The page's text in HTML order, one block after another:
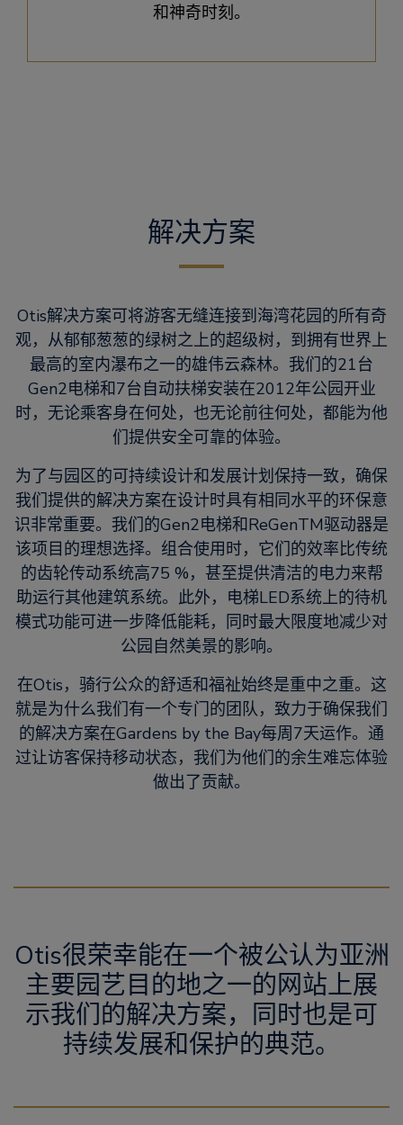
和神奇时刻。
解决方案
Otis解决方案可将游客无缝连接到海湾花园的所有奇
观，从郁郁葱葱的绿树之上的超级树，到拥有世界上
最高的室内瀑布之一的雄伟云森林。我们的21台
Gen2电梯和7台自动扶梯安装在2012年公园开业
时，无论乘客身在何处，也无论前往何处，都能为他
们提供安全可靠的体验。
为了与园区的可持续设计和发展计划保持一致，确保
我们提供的解决方案在设计时具有相同水平的环保意
识非常重要。我们的Gen2电梯和ReGenTM驱动器是
该项目的理想选择。组合使用时，它们的效率比传统
的齿轮传动系统高75 %，甚至提供清洁的电力来帮
助运行其他建筑系统。此外，电梯LED系统上的待机
模式功能可进一步降低能耗，同时最大限度地减少对
公园自然美景的影响。
在Otis，骑行公众的舒适和福祉始终是重中之重。这
就是为什么我们有一个专门的团队，致力于确保我们
的解决方案在Gardens by the Bay每周7天运作。通
过让访客保持移动状态，我们为他们的余生难忘体验
做出了贡献。
Otis很荣幸能在一个被公认为亚洲
主要园艺目的地之一的网站上展
示我们的解决方案，同时也是可
持续发展和保护的典范。